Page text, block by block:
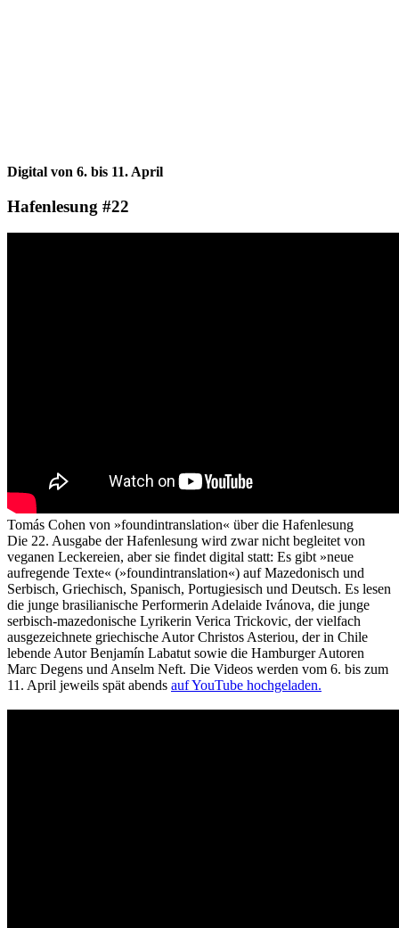
Digital von 6. bis 11. April
Hafenlesung #22
Tomás Cohen von »foundintranslation« über die Hafenlesung
Die 22. Ausgabe der Hafenlesung wird zwar nicht begleitet von
veganen Leckereien, aber sie findet digital statt: Es gibt »neue
aufregende Texte« (»foundintranslation«) auf Mazedonisch und
Serbisch, Griechisch, Spanisch, Portugiesisch und Deutsch. Es lesen
die junge brasilianische Performerin Adelaide Ivánova, die junge
serbisch-mazedonische Lyrikerin Verica Trickovic, der vielfach
ausgezeichnete griechische Autor Christos Asteriou, der in Chile
lebende Autor Benjamín Labatut sowie die Hamburger Autoren
Marc Degens und Anselm Neft. Die Videos werden vom 6. bis zum
11. April jeweils spät abends auf YouTube hochgeladen.